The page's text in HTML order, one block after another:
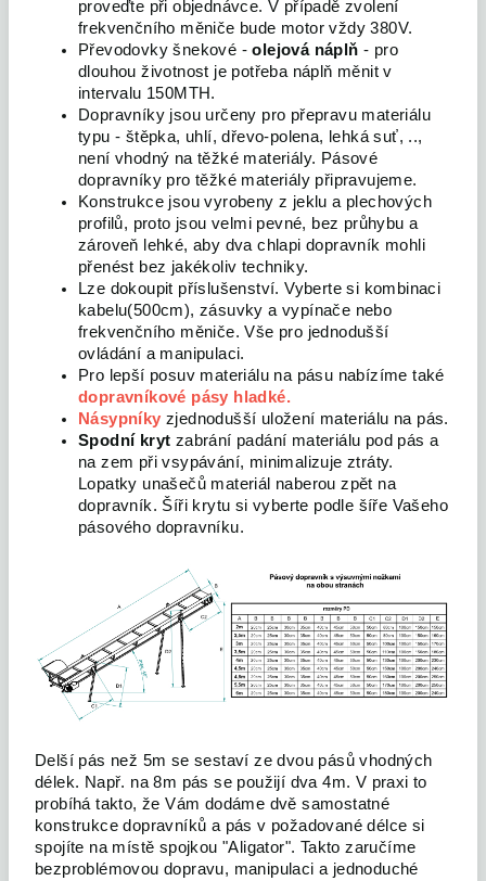
proveďte při objednávce. V případě zvolení
frekvenčního měniče bude motor vždy 380V.
Převodovky šnekové -olejová náplň - pro
dlouhou životnost je potřeba náplň měnit v
intervalu 150MTH.
Dopravníky jsou určeny pro přepravu materiálu
typu - štěpka, uhlí, dřevo-polena, lehká suť, ..,
není vhodný na těžké materiály. Pásové
dopravníky pro těžké materiály připravujeme.
Konstrukce jsou vyrobeny z jeklu a plechových
profilů, proto jsou velmi pevné, bez průhybu a
zároveň lehké, aby dva chlapi dopravník mohli
přenést bez jakékoliv techniky.
Lze dokoupit příslušenství. Vyberte si kombinaci
kabelu(500cm), zásuvky a vypínače nebo
frekvenčního měniče. Vše pro jednodušší
ovládání a manipulaci.
Pro lepší posuv materiálu na pásu nabízíme také
dopravníkové pásy hladké.
Násypníky zjednodušší uložení materiálu na pás.
Spodní kryt zabrání padání materiálu pod pás a
na zem při vsypávání, minimalizuje ztráty.
Lopatky unašečů materiál naberou zpět na
dopravník. Šíři krytu si vyberte podle šíře Vašeho
pásového dopravníku.
Delší pás než 5m se sestaví ze dvou pásů vhodných
délek. Např. na 8m pás se použijí dva 4m. V praxi to
probíhá takto, že Vám dodáme dvě samostatné
konstrukce dopravníků a pás v požadované délce si
spojíte na místě spojkou "Aligator". Takto zaručíme
bezproblémovou dopravu, manipulaci a jednoduché